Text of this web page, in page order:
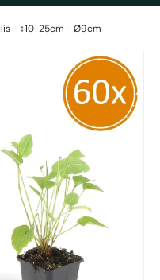
- ↕10-25cm - Ø9cm